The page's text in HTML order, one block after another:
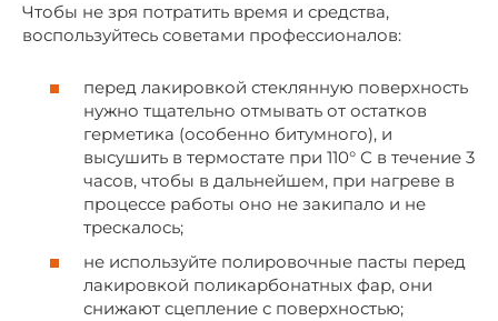
Чтобы не зря потратить время и средства,
воспользуйтесь советами профессионалов:
перед лакировкой стеклянную поверхность
нужно тщательно отмывать от остатков
герметика (особенно битумного), и
высушить в термостате при 110° С в течение 3
часов, чтобы в дальнейшем, при нагреве в
процессе работы оно не закипало и не
трескалось;
не используйте полировочные пасты перед
лакировкой поликарбонатных фар, они
снижают сцепление с поверхностью;